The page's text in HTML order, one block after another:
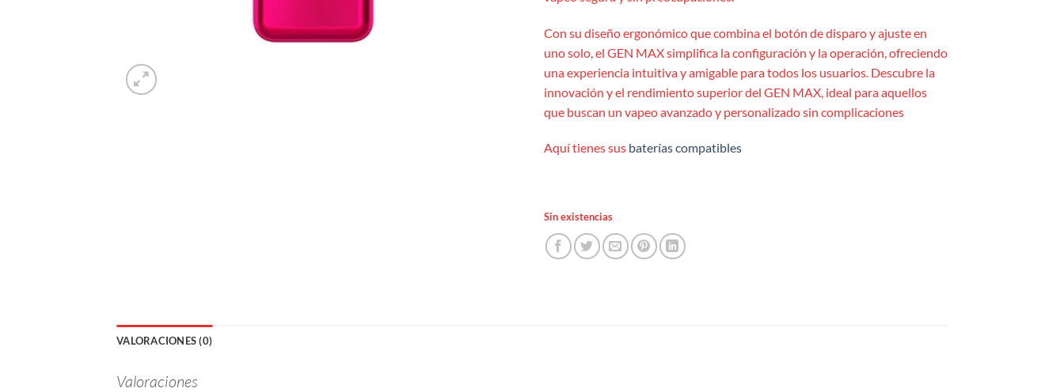
Con su diseño ergonómico que combina el botón de disparo y ajuste en
uno solo, el GEN MAX simplifica la configuración y la operación, ofreciendo
una experiencia intuitiva y amigable para todos los usuarios. Descubre la
innovación y el rendimiento superior del GEN MAX, ideal para aquellos
que buscan un vapeo avanzado y personalizado sin complicaciones
Aquí tienes sus baterías compatibles
Sin existencias
VALORACIONES (0)
Valoraciones